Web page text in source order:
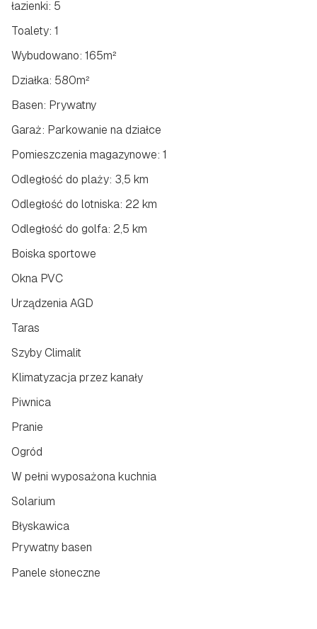
łazienki: 5
Panele słoneczne
Toalety: 1
Wybudowano: 165m²
Działka: 580m²
Basen: Prywatny
Garaż: Parkowanie na działce
Pomieszczenia magazynowe: 1
Odległość do plaży: 3,5 km
Odległość do lotniska: 22 km
Odległość do golfa: 2,5 km
Boiska sportowe
Okna PVC
Urządzenia AGD
Taras
Szyby Climalit
Klimatyzacja przez kanały
Piwnica
Pranie
Ogród
W pełni wyposażona kuchnia
Solarium
Błyskawica
Prywatny basen